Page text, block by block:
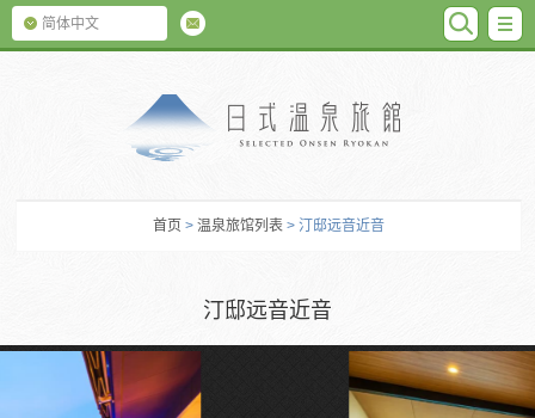
简体中文
首页 > 温泉旅馆列表 > 汀邸远音近音
汀邸远音近音